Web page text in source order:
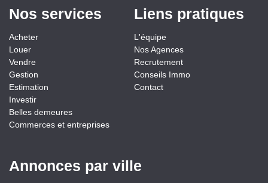
Nos services
Acheter
Louer
Vendre
Gestion
Estimation
Investir
Belles demeures
Commerces et entreprises
Liens pratiques
L'équipe
Nos Agences
Recrutement
Conseils Immo
Contact
Annonces par ville